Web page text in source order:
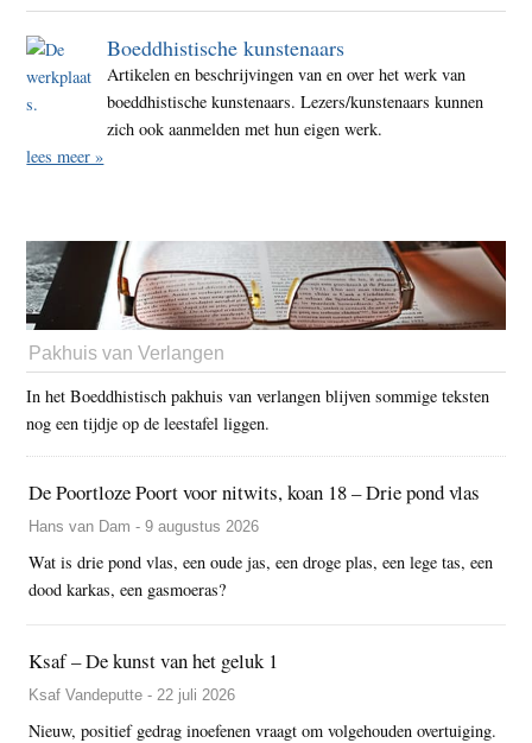
Boeddhistische kunstenaars
Artikelen en beschrijvingen van en over het werk van
boeddhistische kunstenaars. Lezers/kunstenaars kunnen
zich ook aanmelden met hun eigen werk.
lees meer »
Pakhuis van Verlangen
In het Boeddhistisch pakhuis van verlangen blijven sommige teksten
nog een tijdje op de leestafel liggen.
De Poortloze Poort voor nitwits, koan 18 – Drie pond vlas
Hans van Dam - 9 augustus 2026
Wat is drie pond vlas, een oude jas, een droge plas, een lege tas, een
dood karkas, een gasmoeras?
Ksaf – De kunst van het geluk 1
Ksaf Vandeputte - 22 juli 2026
Nieuw, positief gedrag inoefenen vraagt om volgehouden overtuiging.